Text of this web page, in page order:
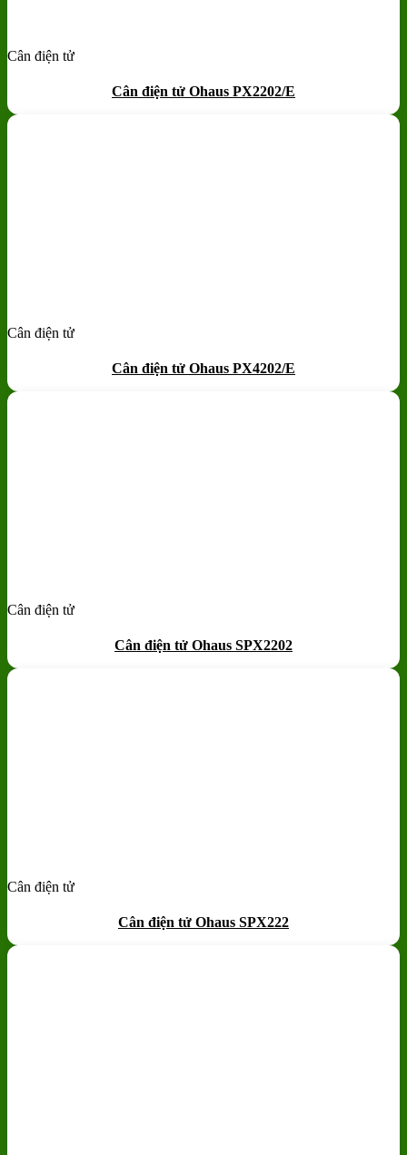
Add to wishlist
Cân điện tử
Cân điện tử Ohaus PX2202/E
Add to wishlist
Cân điện tử
Cân điện tử Ohaus PX4202/E
Add to wishlist
Cân điện tử
Cân điện tử Ohaus SPX2202
Add to wishlist
Cân điện tử
Cân điện tử Ohaus SPX222